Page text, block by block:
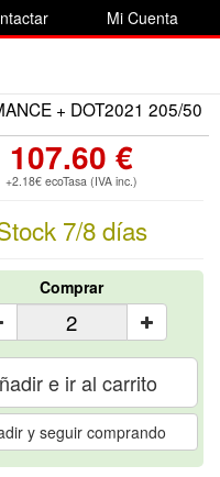
Mi Cuenta
+ DOT2021 205/50
107.60 €
+2.18€ ecoTasa (IVA inc.)
7/8 días
Comprar
e ir al carrito
y seguir comprando